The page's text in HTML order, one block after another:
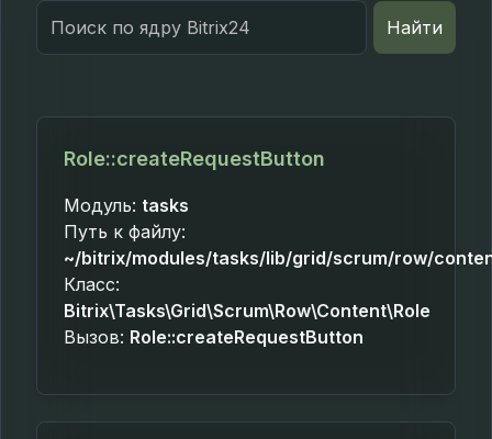
Search
for:
Найти
Role::createRequestButton
Модуль: tasks
Путь к файлу:
~/bitrix/modules/tasks/lib/grid/scrum/row/
Класс:
Bitrix\Tasks\Grid\Scrum\Row\Content\Role
Вызов: Role::createRequestButton